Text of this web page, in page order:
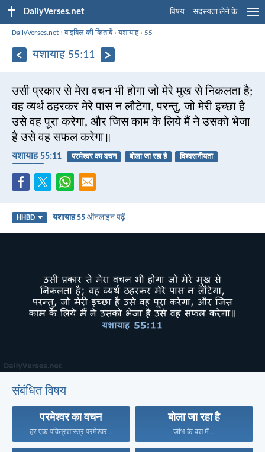
DailyVerses.net विषय सदस्यता लेने के
DailyVerses.net ›बाइबिल की किताबें›यशायाह›55
यशायाह 55:11
उसी प्रकार से मेरा वचन भी होगा जो मेरे मुख से निकलता है;
वह व्यर्थ ठहरकर मेरे पास न लौटेगा, परन्तु, जो मेरी इच्छा है
उसे वह पूरा करेगा, और जिस काम के लिये मैं ने उसको भेजा
है उसे वह सफल करेगा॥
यशायाह 55:11 परमेश्वर का वचन बोला जा रहा है
विश्वसनीयता
HHBD यशायाह 55 ऑनलाइन पढ़ें
संबंधित विषय
परमेश्वर का वचन
हर एक पवित्रशास्त्र परमेश्वर...
बोला जा रहा है
जीभ के वश में...